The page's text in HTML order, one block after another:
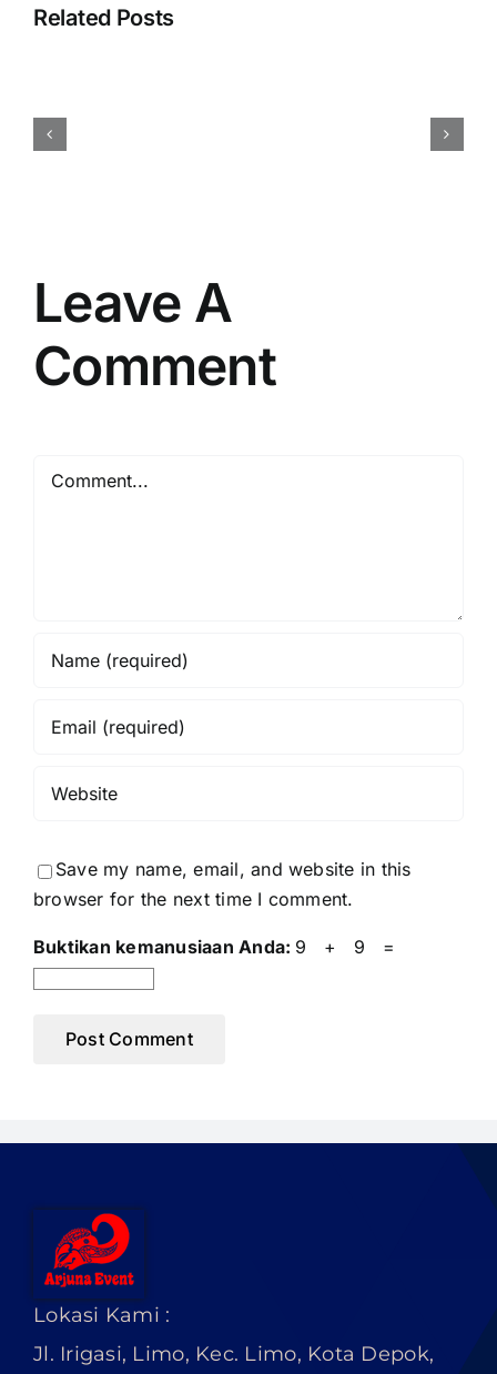
Related Posts
Leave A
Comment
Comment
Save my name, email, and website in this
browser for the next time I comment.
Buktikan kemanusiaan Anda: 9 + 9 =
Lokasi Kami :
Jl. Irigasi, Limo, Kec. Limo, Kota Depok,